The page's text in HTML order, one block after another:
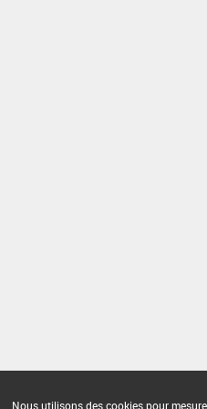
Nous utilisons des cookies pour